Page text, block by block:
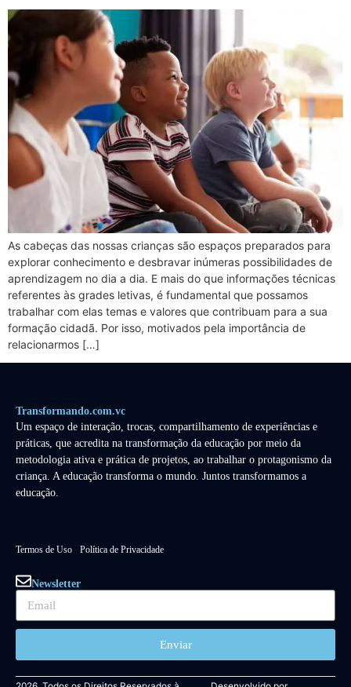
As cabeças das nossas crianças são espaços preparados para
explorar conhecimento e desbravar inúmeras possibilidades de
aprendizagem no dia a dia. E mais do que informações técnicas
referentes às grades letivas, é fundamental que possamos
trabalhar com elas temas e valores que contribuam para a sua
formação cidadã. Por isso, motivados pela importância de
relacionarmos […]
Transformando.com.vc
Um espaço de interação, trocas, compartilhamento de experiências e
práticas, que acredita na transformação da educação por meio da
metodologia ativa e prática de projetos, ao trabalhar o protagonismo da
criança. A educação transforma o mundo. Juntos transformamos a
educação.
Termos de Uso Política de Privacidade
Newsletter
Enviar